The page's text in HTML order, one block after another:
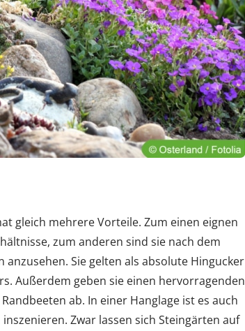
gleich mehrere Vorteile. Zum einen eignen
zum anderen sind sie nach dem
Sie gelten als absolute Hingucker
Außerdem geben sie einen hervorragenden
ab. In einer Hanglage ist es auch
Zwar lassen sich Steingärten auf